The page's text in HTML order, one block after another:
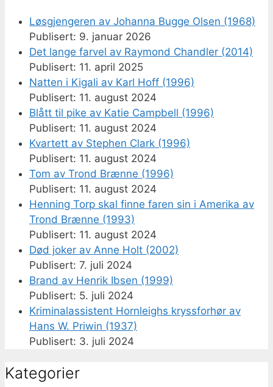
Løsgjengeren av Johanna Bugge Olsen (1968)
9. januar 2026
Det lange farvel av Raymond Chandler (2014)
11. april 2025
Natten i Kigali av Karl Hoff (1996)
11. august 2024
Blått til pike av Katie Campbell (1996)
11. august 2024
Kvartett av Stephen Clark (1996)
11. august 2024
Tom av Trond Brænne (1996)
11. august 2024
Henning Torp skal finne faren sin i Amerika av
Trond Brænne (1993)
11. august 2024
Død joker av Anne Holt (2002)
7. juli 2024
Brand av Henrik Ibsen (1999)
5. juli 2024
Kriminalassistent Hornleighs kryssforhør av
Hans W. Priwin (1937)
3. juli 2024
Kategorier